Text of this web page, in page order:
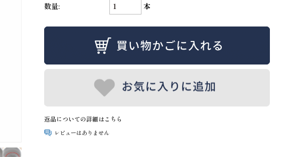
数量: 本
返品についての詳細はこちら
レビューはありません